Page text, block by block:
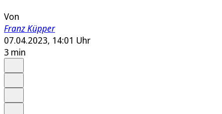
Von
Franz Küpper
07.04.2023, 14:01 Uhr
3 min